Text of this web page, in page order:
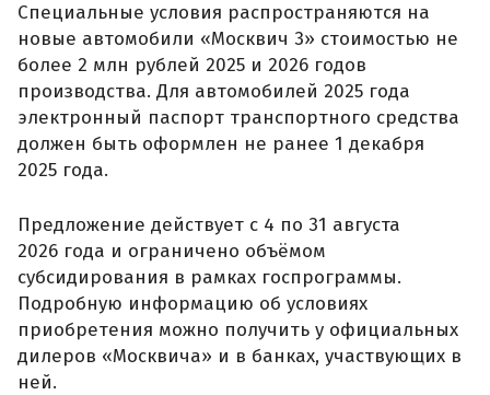
Специальные условия распространяются на
новые автомобили «Москвич 3» стоимостью не
более 2 млн рублей 2025 и 2026 годов
производства. Для автомобилей 2025 года
электронный паспорт транспортного средства
должен быть оформлен не ранее 1 декабря
2025 года.
Предложение действует с 4 по 31 августа
2026 года и ограничено объёмом
субсидирования в рамках госпрограммы.
Подробную информацию об условиях
приобретения можно получить у официальных
дилеров «Москвича» и в банках, участвующих в
ней.